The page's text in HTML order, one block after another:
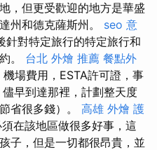
，但更受歡迎的地方是華盛
州和德克薩斯州。 seo 意
針對特定旅行的特定旅行和
。 台北 外燴 推薦 餐點外
機場費用，ESTA許可證，事
早到達那裡，計劃整天度
省很多錢）。 高雄 外燴 護
在該地區做很多好事，這
子，但是一切都很昂貴，並